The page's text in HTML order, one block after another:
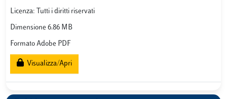
Licenza: Tutti i diritti riservati
Dimensione 6.86 MB
Formato Adobe PDF
Visualizza/Apri